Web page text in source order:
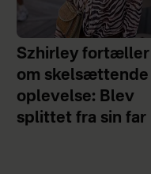
Szhirley fortæller
om skelsættende
oplevelse: Blev
splittet fra sin far